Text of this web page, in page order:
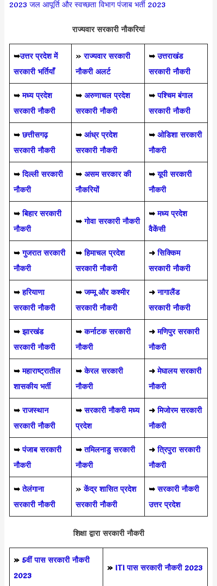
2023 जल आपूर्ति और स्वच्छता विभाग पंजाब भर्ती 2023
राज्यवार सरकारी नौकरियां
➥उत्तर प्रदेश में
सरकारी भर्तियाँ
»राज्यवार सरकारी
नौकरी अलर्ट
➥ उत्तराखंड
सरकारी नौकरी
➥ मध्य प्रदेश
सरकारी नौकरी
➥ अरुणाचल प्रदेश
सरकारी नौकरी
➥ पश्चिम बंगाल
सरकारी नौकरी
➥ छत्तीसगढ़
सरकारी नौकरी
➥ आंध्र प्रदेश
सरकारी नौकरी
➥ ओडिशा सरकारी
नौकरी
➥ दिल्ली सरकारी
नौकरी
➥ असम सरकार की
नौकरियों
➥ यूपी सरकारी
नौकरी
➥बिहार सरकारी
नौकरी
➥गोवा सरकारी नौकरी
➥ मध्य प्रदेश
वैकेंसी
➥ गुजरात सरकारी
नौकरी
➥हिमाचल प्रदेश
सरकारी नौकरी
➜ सिक्किम
सरकारी नौकरी
➥हरियाणा
सरकारी नौकरी
➥जम्मू और कश्मीर
सरकारी नौकरी
➜ नागालैंड
सरकारी नौकरी
➥ झारखंड
सरकारी नौकरी
➥ कर्नाटक सरकारी
नौकरी
➜ मणिपुर सरकारी
नौकरी
➥ महाराष्ट्रातील
शासकीय भर्ती
➥ केरल सरकारी
नौकरी
➜ मेघालय सरकारी
नौकरी
➥ राजस्थान
सरकारी नौकरी
➥सरकारी नौकरी मध्य
प्रदेश
➜मिजोरम सरकारी
नौकरी
➥ पंजाब सरकारी
नौकरी
➥ तमिलनाडु सरकारी
नौकरी
➜ त्रिपुरा सरकारी
नौकरी
➥तेलंगाना
सरकारी नौकरी
»केंद्र शासित प्रदेश
सरकारी नौकरी
➥ सरकारी नौकरी
उत्तर प्रदेश
शिक्षा द्वारा सरकारी नौकरी
» 5वीं पास सरकारी नौकरी
2023
» ITI पास सरकारी नौकरी 2023